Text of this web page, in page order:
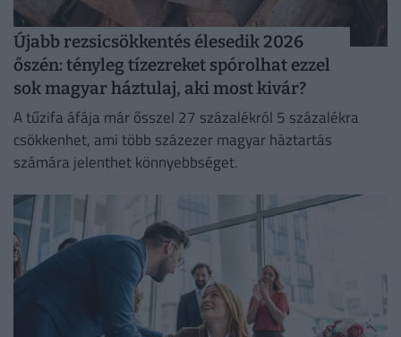
Újabb rezsicsökkentés élesedik 2026
őszén: tényleg tízezreket spórolhat ezzel
sok magyar háztulaj, aki most kivár?
A tűzifa áfája már ősszel 27 százalékról 5 százalékra
csökkenhet, ami több százezer magyar háztartás
számára jelenthet könnyebbséget.